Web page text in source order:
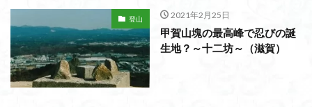
登山 2021年2月25日
甲賀山塊の最高峰で忍びの誕
生地？～十二坊～（滋賀）